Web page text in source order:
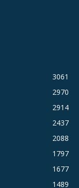
3061
2970
2914
2437
2088
1797
1677
1489